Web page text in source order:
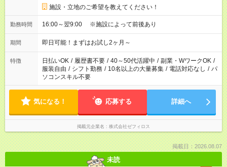
施設・立地のご希望を教えてください！
勤務時間 16:00～翌9:00 ※施設によって前後あり
期間 即日可能！まずはお試し2ヶ月～
特徴 日払いOK / 履歴書不要 / 40～50代活躍中 / 副業・WワークOK /
服装自由 / シフト勤務 / 10名以上の大量募集 / 電話対応なし / パ
ソコンスキル不要
気になる！ 応募する 詳細へ
掲載元企業名 株式会社ゼフィロス
掲載日：2026.08.07
未読